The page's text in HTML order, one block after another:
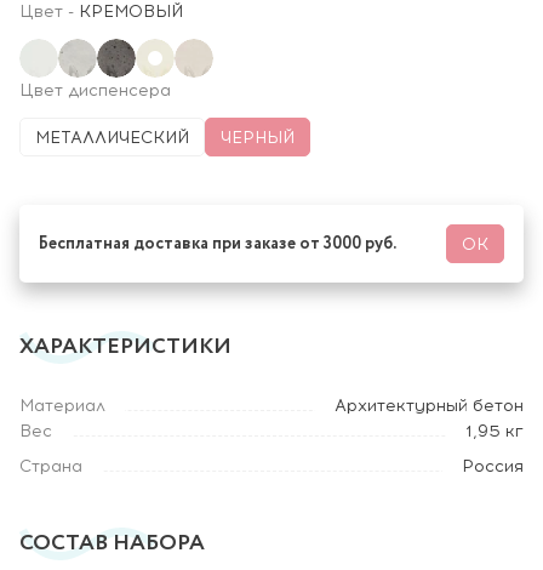
Цвет - КРЕМОВЫЙ
Цвет диспенсера
МЕТАЛЛИЧЕСКИЙ ЧЕРНЫЙ
Бесплатная доставка при заказе от 3000 руб. ОК
ХАРАКТЕРИСТИКИ
Материал
Архитектурный бетон
Вес
1,95 кг
Страна
Россия
СОСТАВ НАБОРА